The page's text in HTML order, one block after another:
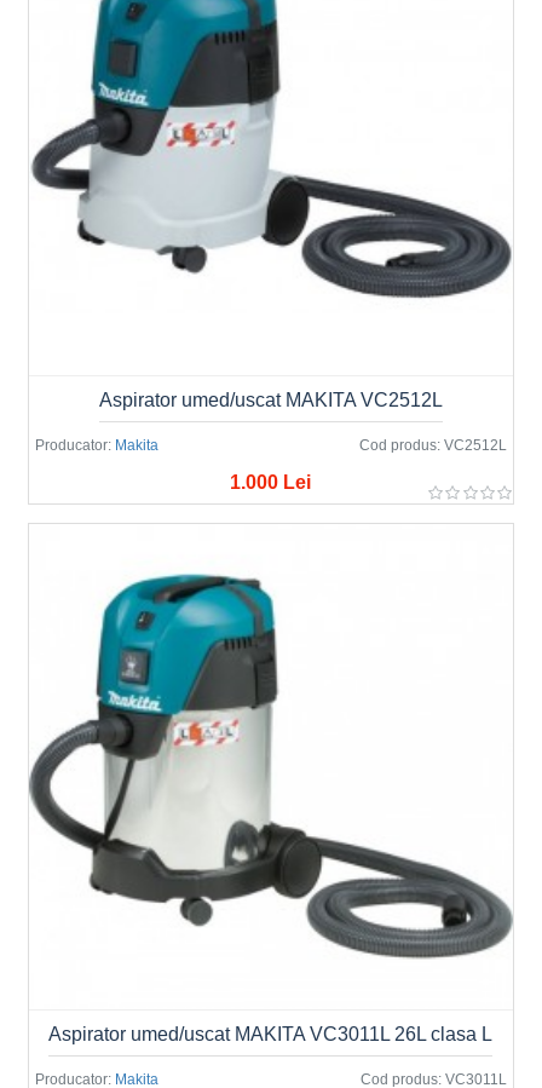
Producator: Makita Cod produs: VC2512L
Aspirator umed/uscat MAKITA VC2512L
1.000 Lei
Producator: Makita Cod produs: VC3011L
Aspirator umed/uscat MAKITA VC3011L 26L clasa L